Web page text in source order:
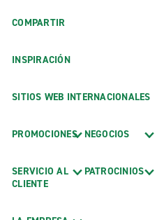
COMPARTIR
INSPIRACIÓN
SITIOS WEB INTERNACIONALES
PROMOCIONES
SERVICIO AL
CLIENTE
NEGOCIOS
PATROCINIOS